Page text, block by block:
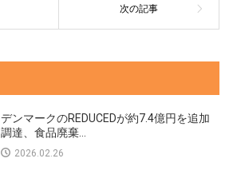
デンマークのREDUCEDが約7.4億円を追加
調達、食品廃棄...
2026.02.26